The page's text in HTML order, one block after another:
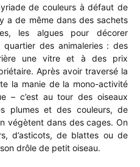
de couleurs à défaut de
a de même dans des sachets
les algues pour décorer
quartier des animaleries : des
une vitre et à des prix
Après avoir traversé la
la manie de la mono-activité
– c’est au tour des oiseaux
plumes et des couleurs, de
végètent dans des cages. On
d’asticots, de blattes ou de
drôle de petit oiseau.